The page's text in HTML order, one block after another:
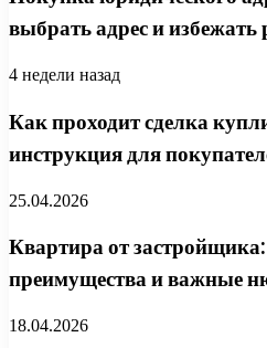
выбрать адрес и избежать
4 недели назад
Как проходит сделка
инструкция для
25.04.2026
Квартира от
преимущества и важные
18.04.2026